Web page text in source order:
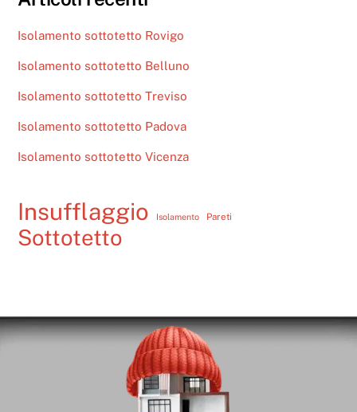
Isolamento sottotetto Rovigo
Isolamento sottotetto Belluno
Isolamento sottotetto Treviso
Isolamento sottotetto Padova
Isolamento sottotetto Vicenza
Insufflaggio Isolamento Pareti
Sottotetto